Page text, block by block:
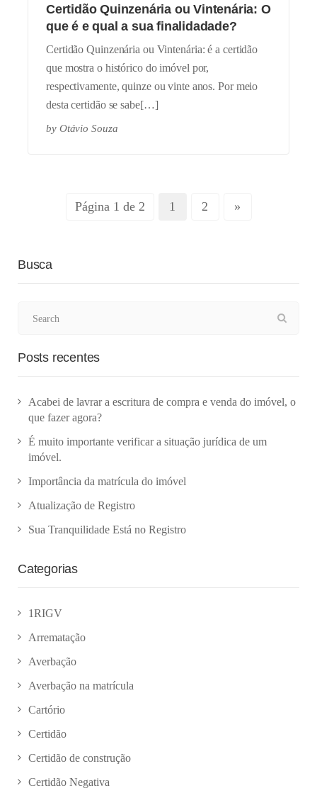
Certidão Quinzenária ou Vintenária: O
que é e qual a sua finalidadade?
Certidão Quinzenária ou Vintenária: é a certidão
que mostra o histórico do imóvel por,
respectivamente, quinze ou vinte anos. Por meio
desta certidão se sabe[…]
by Otávio Souza
Página 1 de 2 1 2 »
Busca
Posts recentes
Acabei de lavrar a escritura de compra e venda do imóvel, o
que fazer agora?
É muito importante verificar a situação jurídica de um
imóvel.
Importância da matrícula do imóvel
Atualização de Registro
Sua Tranquilidade Está no Registro
Categorias
1RIGV
Arrematação
Averbação
Averbação na matrícula
Cartório
Certidão
Certidão de construção
Certidão Negativa